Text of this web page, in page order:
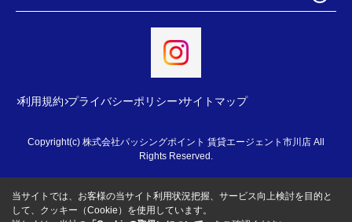
利用規約 プライバシーポリシー サイトマップ
Copyright(c) 株式会社パッシングポイント 賃貸エージェント市川店 All
Rights Reserved.
当サイトでは、お客様の当サイト利用状況把握、サービス向上検討を目的と
して、クッキー（Cookie）を使用しています。